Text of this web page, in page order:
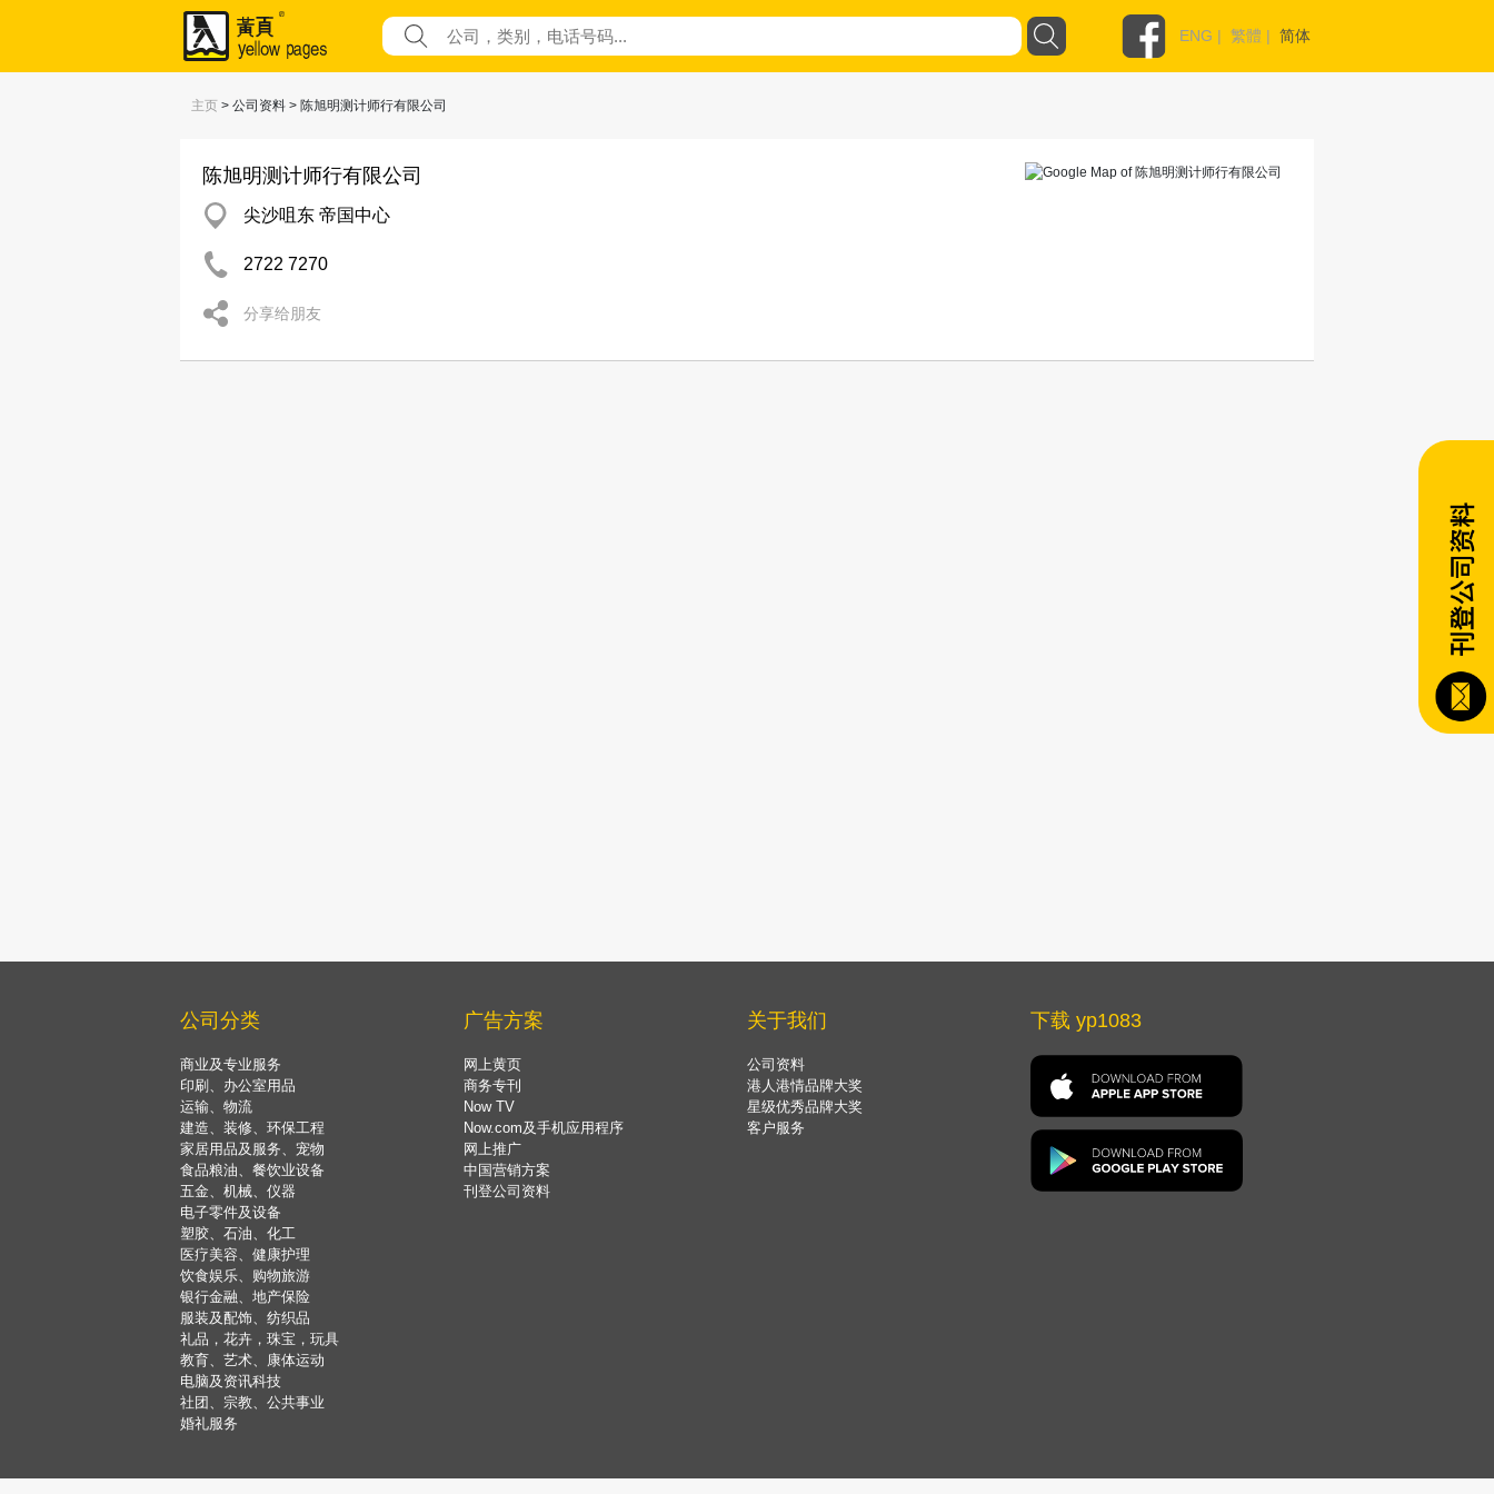
ENG | 繁體 | 简体
主页 > 公司资料 > 陈旭明测计师行有限公司
陈旭明测计师行有限公司
尖沙咀东 帝国中心
2722 7270
分享给朋友
公司分类
商业及专业服务
印刷、办公室用品
运输、物流
建造、装修、环保工程
家居用品及服务、宠物
食品粮油、餐饮业设备
五金、机械、仪器
电子零件及设备
塑胶、石油、化工
医疗美容、健康护理
饮食娱乐、购物旅游
银行金融、地产保险
服装及配饰、纺织品
礼品，花卉，珠宝，玩具
教育、艺术、康体运动
电脑及资讯科技
社团、宗教、公共事业
婚礼服务
广告方案
网上黄页
商务专刊
Now TV
Now.com及手机应用程序
网上推广
中国营销方案
刊登公司资料
关于我们
公司资料
港人港情品牌大奖
星级优秀品牌大奖
客户服务
下载 yp1083